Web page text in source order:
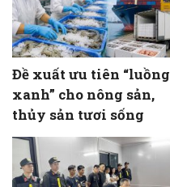
Đề xuất ưu tiên “luồng
xanh” cho nông sản,
thủy sản tươi sống